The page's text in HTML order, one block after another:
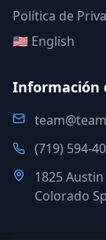
Política de
🇺🇸 English
Información
(719) 594-
1825
Colorado